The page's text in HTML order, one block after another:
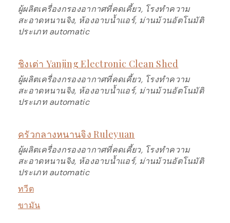
ผู้ผลิตเครื่องกรองอากาศที่คดเคี้ยว, โรงทำความ
สะอาดหนานจิง, ห้องอาบน้ำแอร์, ม่านม้วนอัตโนมัติ
ประเภท automatic
ชิงเต่า Yanjing Electronic Clean Shed
ผู้ผลิตเครื่องกรองอากาศที่คดเคี้ยว, โรงทำความ
สะอาดหนานจิง, ห้องอาบน้ำแอร์, ม่านม้วนอัตโนมัติ
ประเภท automatic
ครัวกลางหนานจิง Ruleyuan
ผู้ผลิตเครื่องกรองอากาศที่คดเคี้ยว, โรงทำความ
สะอาดหนานจิง, ห้องอาบน้ำแอร์, ม่านม้วนอัตโนมัติ
ประเภท automatic
ทวีต
ขามัน